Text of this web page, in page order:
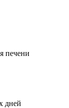
печени
дней